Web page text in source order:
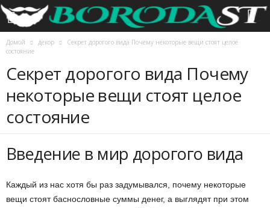
Домой декор
Секрет дорогого вида Почему некоторые вещи стоят целое
состояние
Секрет дорогого вида Почему
некоторые вещи стоят целое
состояние
Введение в мир дорогого вида
Каждый из нас хотя бы раз задумывался, почему некоторые
вещи стоят баснословные суммы денег, а выглядят при этом